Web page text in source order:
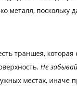
металл,
траншея,
Не
местах,